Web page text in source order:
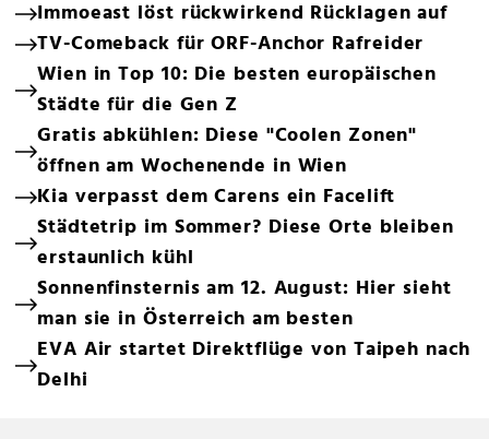
Immoeast löst rückwirkend Rücklagen auf
TV-Comeback für ORF-Anchor Rafreider
Wien in Top 10: Die besten europäischen
Städte für die Gen Z
Gratis abkühlen: Diese "Coolen Zonen"
öffnen am Wochenende in Wien
Kia verpasst dem Carens ein Facelift
Städtetrip im Sommer? Diese Orte bleiben
erstaunlich kühl
Sonnenfinsternis am 12. August: Hier sieht
man sie in Österreich am besten
EVA Air startet Direktflüge von Taipeh nach
Delhi